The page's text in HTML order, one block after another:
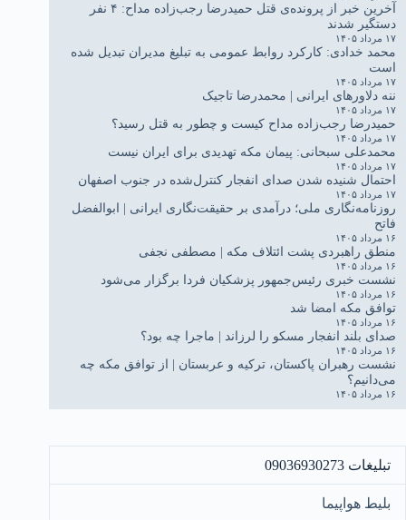
آخرین خبر از پرونده‌ی قتل حمیدرضا رجب‌زاده مداح: ۴ نفر
دستگیر شدند
۱۷ مرداد ۱۴۰۵
محمد خدادی: کارکرد روابط عمومی به تبلیغ مدیران تبدیل شده
است
۱۷ مرداد ۱۴۰۵
ننه دلاورهای ایرانی | محمدرضا تاجیک
۱۷ مرداد ۱۴۰۵
حمیدرضا رجب‌زاده مداح کیست و چطور به قتل رسید؟
۱۷ مرداد ۱۴۰۵
محمدعلی سبحانی: پیمان مکه تهدیدی برای ایران نیست
۱۷ مرداد ۱۴۰۵
احتمال شنیده شدن صدای انفجار کنترل‌شده در جنوب اصفهان
۱۷ مرداد ۱۴۰۵
روزنامه‌نگاری ملی؛ درآمدی بر حقیقت‌نگاری ایرانی | ابوالفضل
فاتح
۱۶ مرداد ۱۴۰۵
منطق راهبردی پشت ائتلاف مکه | مصطفی نجفی
۱۶ مرداد ۱۴۰۵
نشست خبری رئیس‌جمهور پزشکیان فردا برگزار می‌شود
۱۶ مرداد ۱۴۰۵
توافق مکه امضا شد
۱۶ مرداد ۱۴۰۵
صدای بلند انفجار مسکو را لرزاند | ماجرا چه بود؟
۱۶ مرداد ۱۴۰۵
نشست رهبران پاکستان، ترکیه و عربستان | از توافق مکه چه
می‌دانیم؟
۱۶ مرداد ۱۴۰۵
تبلیغات 09036930273
بلیط هواپیما